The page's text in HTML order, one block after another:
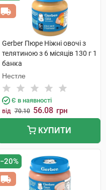
Gerber Пюре Ніжні овочі з
телятиною з 6 місяців 130 г 1
банка
Нестле
Є в наявності
від 70.10 56.08 грн
КУПИТИ
−20%